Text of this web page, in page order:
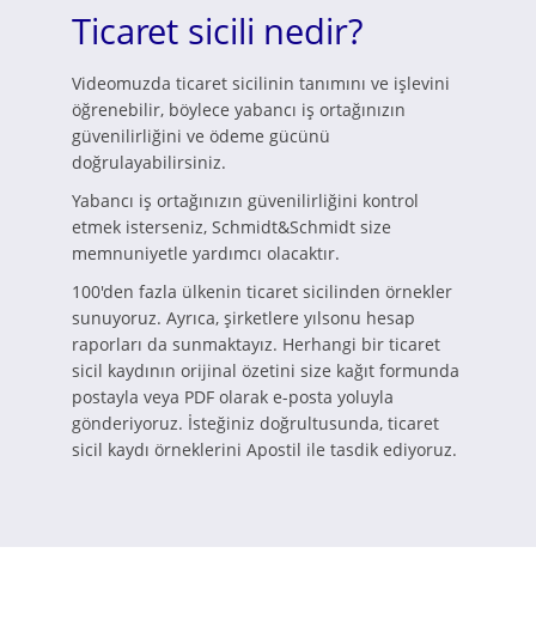
Ticaret sicili nedir?
Videomuzda ticaret sicilinin tanımını ve işlevini
öğrenebilir, böylece yabancı iş ortağınızın
güvenilirliğini ve ödeme gücünü
doğrulayabilirsiniz.
Yabancı iş ortağınızın güvenilirliğini kontrol
etmek isterseniz, Schmidt&Schmidt size
memnuniyetle yardımcı olacaktır.
100'den fazla ülkenin ticaret sicilinden örnekler
sunuyoruz. Ayrıca, şirketlere yılsonu hesap
raporları da sunmaktayız. Herhangi bir ticaret
sicil kaydının orijinal özetini size kağıt formunda
postayla veya PDF olarak e-posta yoluyla
gönderiyoruz. İsteğiniz doğrultusunda, ticaret
sicil kaydı örneklerini Apostil ile tasdik ediyoruz.